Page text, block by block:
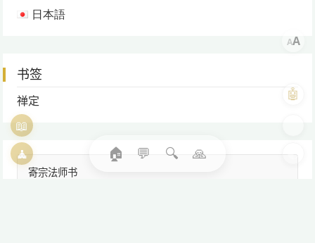
日本語
书签
禅定
寄宗法师书
🌓
🏠 💬 🔍 🙏
AA
📖
🧘
🤖